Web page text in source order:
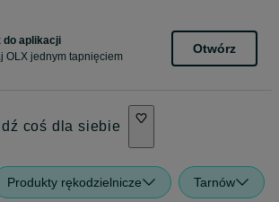
do aplikacji
OLX jednym tapnięciem
Otwórz
coś dla siebie
Produkty rękodzielnicze Tarnów